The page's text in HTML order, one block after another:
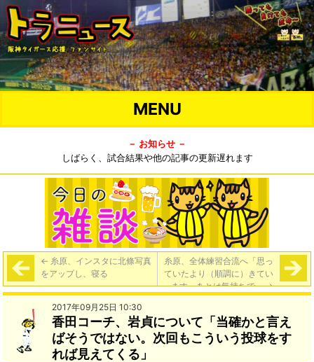
MENU
－ お知らせ －
しばらく、試合結果や他の記事の更新遅れます
← 糸原、インスタに北條写真
をアップし、寝る
糸原、全体練習合流へ「思っ
ていたより（順調に）きてい
ます。あとは気持ちで」→
2017年09月25日 10:30
香田コーチ、岩貞について「当確かと言え
ばそうではない。次回もこういう投球をす
れば見えてくる」